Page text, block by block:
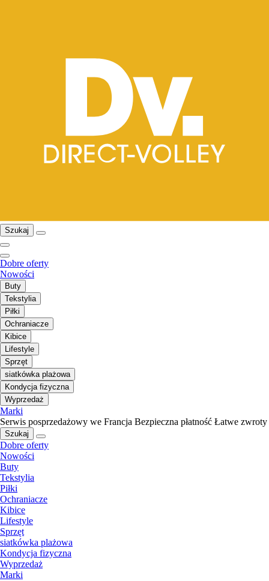
Szukaj
Dobre oferty
Nowości
Buty
Tekstylia
Piłki
Ochraniacze
Kibice
Lifestyle
Sprzęt
siatkówka plażowa
Kondycja fizyczna
Wyprzedaż
Marki
Serwis posprzedażowy we Francja Bezpieczna płatność Łatwe zwroty
Szukaj
Dobre oferty
Nowości
Buty
Tekstylia
Piłki
Ochraniacze
Kibice
Lifestyle
Sprzęt
siatkówka plażowa
Kondycja fizyczna
Wyprzedaż
Marki